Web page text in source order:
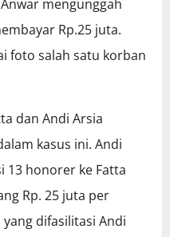
mengunggah
Rp.25 juta.
foto salah satu korban
dan Andi Arsia
kasus ini. Andi
13 honorer ke Fatta
Rp. 25 juta per
yang difasilitasi Andi